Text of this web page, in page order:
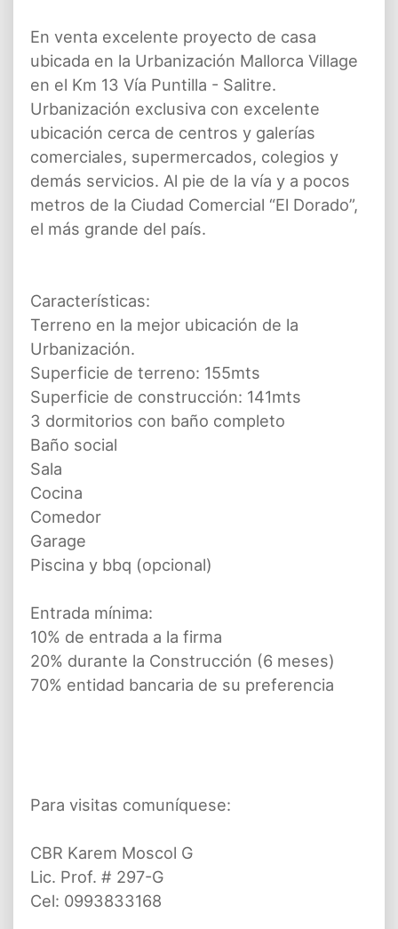
En venta excelente proyecto de casa
ubicada en la Urbanización Mallorca Village
en el Km 13 Vía Puntilla - Salitre.
Urbanización exclusiva con excelente
ubicación cerca de centros y galerías
comerciales, supermercados, colegios y
demás servicios. Al pie de la vía y a pocos
metros de la Ciudad Comercial “El Dorado”,
el más grande del país.
Características:
Terreno en la mejor ubicación de la
Urbanización.
Superficie de terreno: 155mts
Superficie de construcción: 141mts
3 dormitorios con baño completo
Baño social
Sala
Cocina
Comedor
Garage
Piscina y bbq (opcional)
Entrada mínima:
10% de entrada a la firma
20% durante la Construcción (6 meses)
70% entidad bancaria de su preferencia
Para visitas comuníquese:
CBR Karem Moscol G
Lic. Prof. # 297-G
Cel: 0993833168